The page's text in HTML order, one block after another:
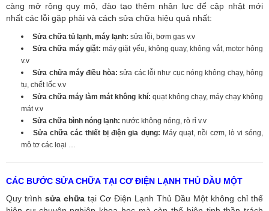
càng mở rộng quy mô, đào tạo thêm nhân lực để cập nhật mới
nhất các lỗi gặp phải và cách sửa chữa hiệu quả nhất:
Sửa chữa tủ lạnh, máy lạnh: sửa lỗi, bơm gas v.v
Sửa chữa máy giặt:máy giặt yếu, không quay, không vắt, motor hỏng
v.v
Sửa chữa máy điều hòa: sửa các lỗi như cục nóng không chạy, hỏng
tụ, chết lốc v.v
Sửa chữa máy làm mát không khí: quạt không chạy, máy chạy không
mát v.v
Sửa chữa bình nóng lạnh: nước không nóng, rò rỉ v.v
Sửa chữa các thiết bị điện gia dụng: Máy quạt, nồi cơm, lò vi sóng,
mô tơ các loại …
CÁC BƯỚC SỬA CHỮA TẠI CƠ ĐIỆN LẠNH THỦ DẦU MỘT
Quy trình sửa chữa tại Cơ Điện Lạnh Thủ Dầu Một không chỉ thể